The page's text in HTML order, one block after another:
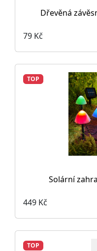
Dřevěná
79 Kč
TOP
Solární
449 Kč
TOP